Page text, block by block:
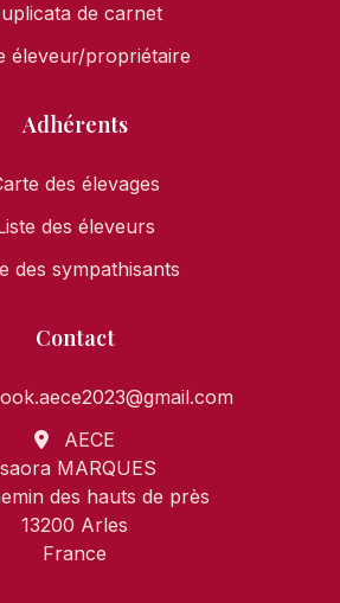
de carnet
éleveur/propriétaire
Adhérents
des élevages
des éleveurs
des sympathisants
Contact
AECE
MARQUES
des hauts de près
13200 Arles
France